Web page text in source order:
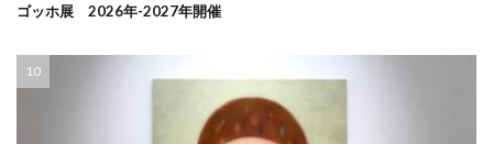
ゴッホ展 2026年-2027年開催